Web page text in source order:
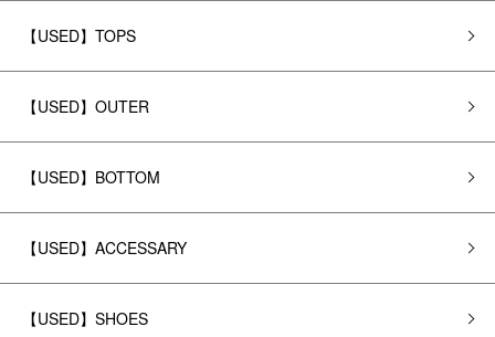
【USED】TOPS
【USED】OUTER
【USED】BOTTOM
【USED】ACCESSARY
【USED】SHOES